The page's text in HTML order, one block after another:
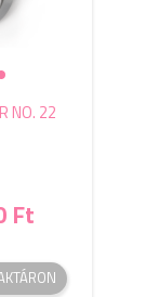
NO. 22
Ft